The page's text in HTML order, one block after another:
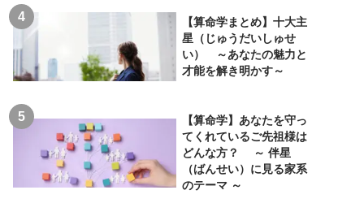
【算命学まとめ】十大主
星（じゅうだいしゅせ
い） ～あなたの魅力と
才能を解き明かす～
【算命学】あなたを守っ
てくれているご先祖様は
どんな方？ ～ 伴星
（ばんせい）に見る家系
のテーマ ～